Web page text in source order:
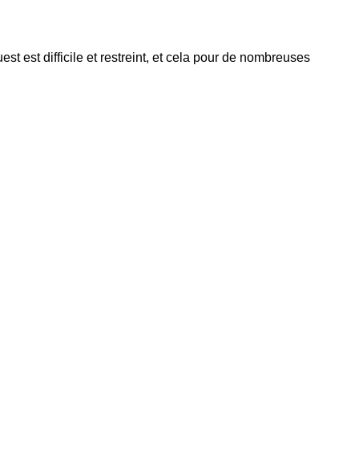
est difficile et restreint, et cela pour de nombreuses